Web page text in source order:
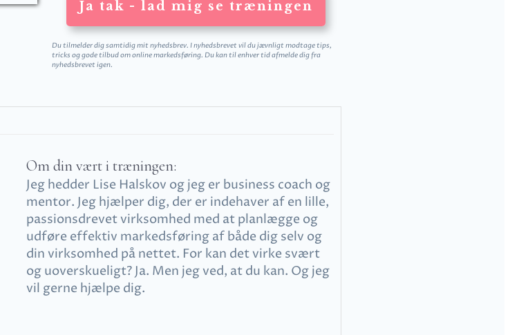
Ja tak - lad mig se træningen
Du tilmelder dig samtidig mit nyhedsbrev. I nyhedsbrevet vil du jævnligt modtage tips,
tricks og gode tilbud om online markedsføring. Du kan til enhver tid afmelde dig fra
nyhedsbrevet igen.
Om din vært i træningen:
Jeg hedder Lise Halskov og jeg er business coach og
mentor. Jeg hjælper dig, der er indehaver af en lille,
passionsdrevet virksomhed med at planlægge og
udføre effektiv markedsføring af både dig selv og
din virksomhed på nettet. For kan det virke svært
og uoverskueligt? Ja. Men jeg ved, at du kan. Og jeg
vil gerne hjælpe dig.